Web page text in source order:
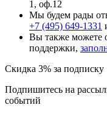
1, оф.12
Мы будем рады
+7 (495) 649-1331
Вы также можете
поддержки,
Скидка 3% за подписку
Подпишитесь на
событий